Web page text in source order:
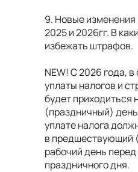
9. Новые
2025 и 2026гг. В
избежать штрафов.
NEW! С 2026 года, в
уплаты налогов и
будет приходиться
(праздничный)
уплате налога
в предшествующий
рабочий день
праздничного дня.